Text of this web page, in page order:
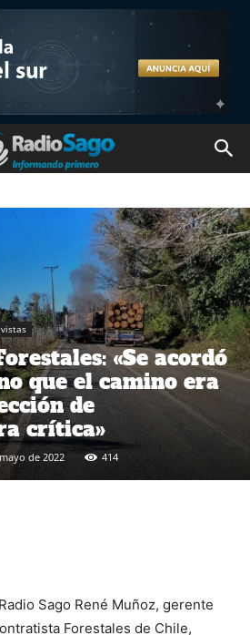
«Se acordó
que el camino era
de
crítica»
de 2022 414
Sago René Muñoz, gerente
Forestales de Chile,